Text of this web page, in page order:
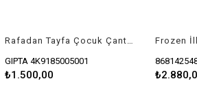
Rafadan Tayfa Çocuk Çantası Mor
GIPTA 4K9185005001
₺1.500,00